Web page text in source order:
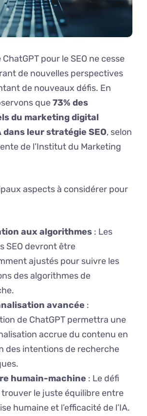
ChatGPT pour le SEO ne cesse
de nouvelles perspectives
de nouveaux défis. En
que73% des
du marketing digital
dans leur stratégie SEO, selon
de l’Institut du Marketing
aspects à considérer pour
aux algorithmes : Les
SEO devront être
ajustés pour suivre les
des algorithmes de
avancée :
de ChatGPT permettra une
accrue du contenu en
des intentions de recherche
humain-machine : Le défi
trouver le juste équilibre entre
humaine et l’efficacité de l’IA.